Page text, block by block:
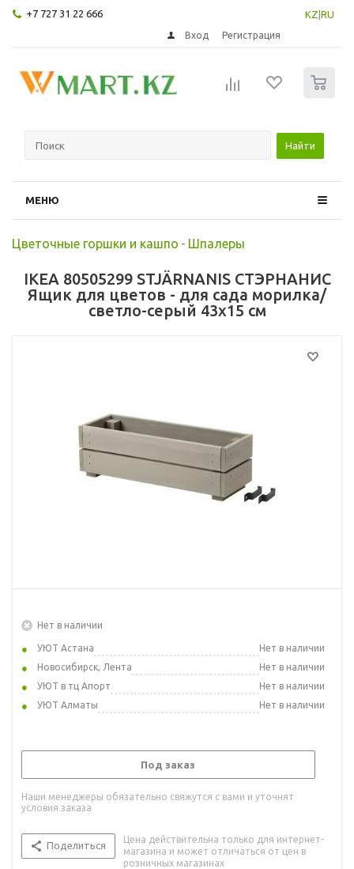
+7 727 31 22 666 KZ RU
Вход Регистрация
Найти
МЕНЮ
Цветочные горшки и кашпо - Шпалеры
IKEA 80505299 STJÄRNANIS СТЭРНАНИС
Ящик для цветов - для сада морилка/
светло-серый 43x15 см
Нет в наличии
УЮТ Астана
Нет в наличии
Новосибирск, Лента
Нет в наличии
УЮТ в тц Апорт
Нет в наличии
УЮТ Алматы
Нет в наличии
Под заказ
Наши менеджеры обязательно свяжутся с вами и уточнят
условия заказа
Поделиться
Цена действительна только для интернет-
магазина и может отличаться от цен в
розничных магазинах